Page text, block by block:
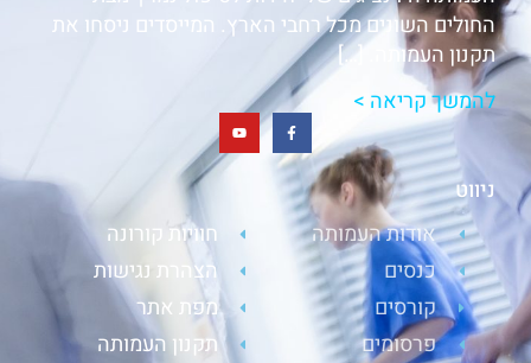
החולים השונים מכל רחבי הארץ. המייסדים ניסחו את
תקנון העמותה. […]
להמשך קריאה >
ניווט
אודות העמותה
כנסים
קורסים
פרסומים
חוויות קורונה
הצהרת נגישות
מפת אתר
תקנון העמותה